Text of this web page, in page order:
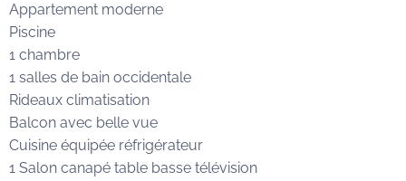
Appartement moderne
Piscine
1 chambre
1 salles de bain occidentale
Rideaux climatisation
Balcon avec belle vue
Cuisine équipée réfrigérateur
1 Salon canapé table basse télévision